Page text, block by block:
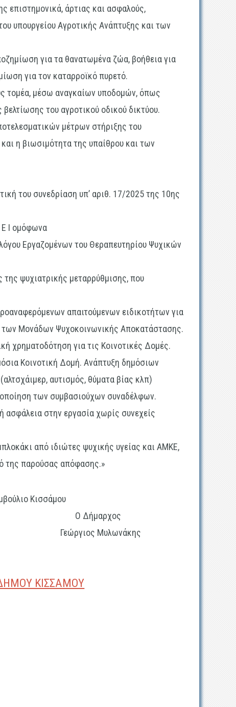
επιστημονικά, άρτιας και ασφαλούς,
υπουργείου Αγροτικής Ανάπτυξης και των
για τα θανατωμένα ζώα, βοήθεια για
για τον καταρροϊκό πυρετό.
τομέα, μέσω αναγκαίων υποδομών, όπως
του αγροτικού οδικού δικτύου.
μέτρων στήριξης του
η βιωσιμότητα της υπαίθρου και των
του συνεδρίαση υπ’ αριθ. 17/2025 της 10ης
Ι ομόφωνα
Εργαζομένων του Θεραπευτηρίου Ψυχικών
ψυχιατρικής μεταρρύθμισης, που
απαιτούμενων ειδικοτήτων για
των Μονάδων Ψυχοκοινωνικής Αποκατάστασης.
χρηματοδότηση για τις Κοινοτικές Δομές.
Κοινοτική Δομή. Ανάπτυξη δημόσιων
αυτισμός, θύματα βίας κλπ)
των συμβασιούχων συναδέλφων.
ασφάλεια στην εργασία χωρίς συνεχείς
από ιδιώτες ψυχικής υγείας και ΑΜΚΕ,
της παρούσας απόφασης.»
Κισσάμου
Δήμαρχος
Γεώργιος Μυλωνάκης
ΚΙΣΣΑΜΟΥ